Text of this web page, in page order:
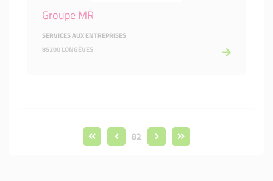
Groupe MR
SERVICES AUX ENTREPRISES
85200 LONGÈVES
82